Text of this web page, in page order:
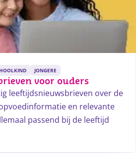
JONGERE
voor ouders
leeftijdsnieuwsbrieven over de
en relevante
passend bij de leeftijd